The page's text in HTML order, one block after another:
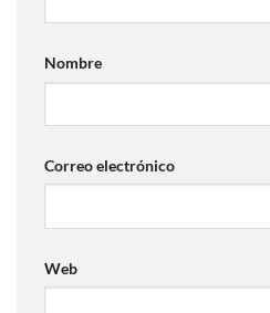
Nombre
Correo electrónico
Web